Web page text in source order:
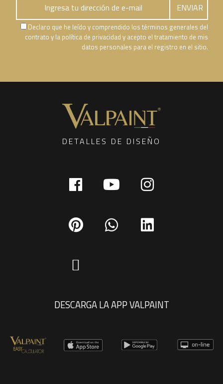
Declaro que he leído y comprendido los términos generales del
contrato y la política de privacidad y acepto el tratamiento de mis
datos personales para el registro en el sitio.
DETALLES DE DISEÑO
DESCARGA LA APP VALPAINT